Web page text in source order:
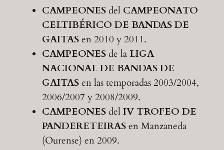
CAMPEONESdel CAMPEONATO
CELTIBÉRICO DE BANDAS DE
GAITASen 2010 y 2011.
CAMPEONESde la LIGA
NACIONAL DE BANDAS DE
GAITASen las temporadas 2003/2004,
2006/2007 y 2008/2009.
CAMPEONESdelIV TROFEO DE
PANDERETEIRASen Manzaneda
(Ourense) en 2009.